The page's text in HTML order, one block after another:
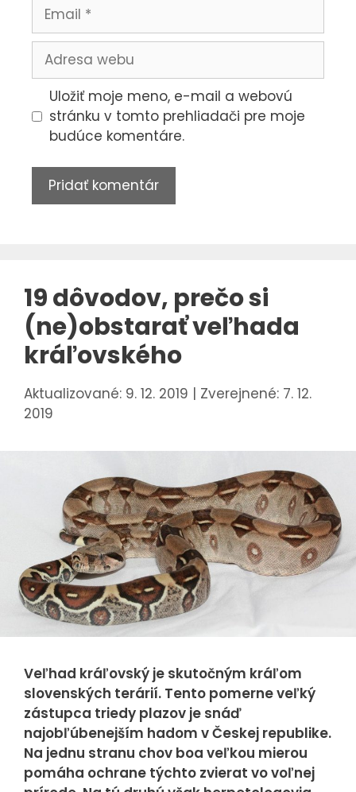
Uložiť moje meno, e-mail a webovú
stránku v tomto prehliadači pre moje
budúce komentáre.
19 dôvodov, prečo si
(ne)obstarať veľhada
kráľovského
9. 12. 2019
7. 12.
2019
Veľhad kráľovský je skutočným kráľom
slovenských terárií. Tento pomerne veľký
zástupca triedy plazov je snáď
najobľúbenejším hadom v Českej republike.
Na jednu stranu chov boa veľkou mierou
pomáha ochrane týchto zvierat vo voľnej